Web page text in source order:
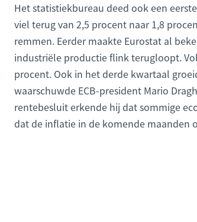
Het statistiekbureau deed ook een
viel terug van 2,5 procent naar 1,8
remmen. Eerder maakte Eurostat al
industriële productie flink terugloopt.
procent. Ook in het derde kwartaal
waarschuwde ECB-president Mario
rentebesluit erkende hij dat sommige
dat de inflatie in de komende maanden